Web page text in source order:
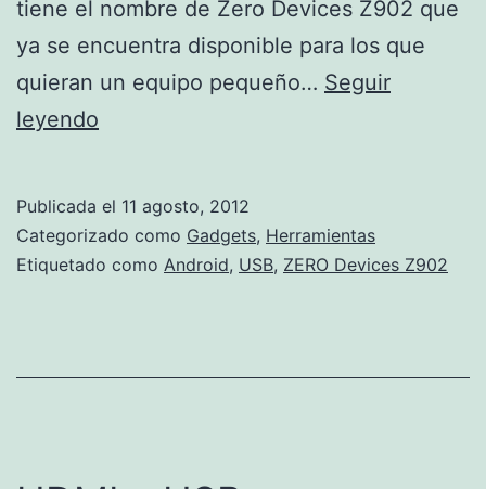
tiene el nombre de Zero Devices Z902 que
ya se encuentra disponible para los que
quieran un equipo pequeño… Seguir
leyendo
Publicada el 11 agosto, 2012
Categorizado como Gadgets, Herramientas
Etiquetado como Android, USB, ZERO Devices Z902